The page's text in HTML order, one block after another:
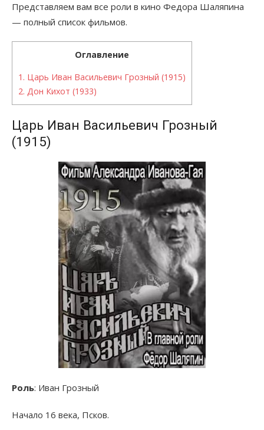
Представляем вам все роли в кино Федора Шаляпина
— полный список фильмов.
Оглавление
1. Царь Иван Васильевич Грозный (1915)
2. Дон Кихот (1933)
Царь Иван Васильевич Грозный
(1915)
Роль: Иван Грозный
Начало 16 века, Псков.